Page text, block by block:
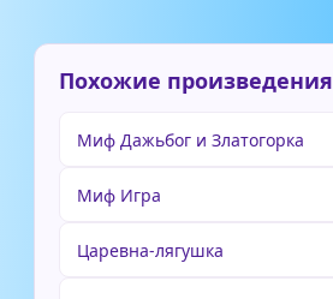
Похожие произведения
Миф Дажьбог и Златогорка
Миф Игра
Царевна-лягушка